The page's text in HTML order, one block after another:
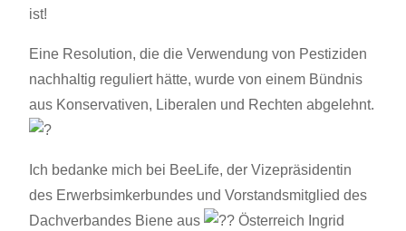
ist!
Eine Resolution, die die Verwendung von Pestiziden
nachhaltig reguliert hätte, wurde von einem Bündnis
aus Konservativen, Liberalen und Rechten abgelehnt.
Ich bedanke mich bei BeeLife, der Vizepräsidentin
des Erwerbsimkerbundes und Vorstandsmitglied des
Dachverbandes Biene aus
Österreich Ingrid